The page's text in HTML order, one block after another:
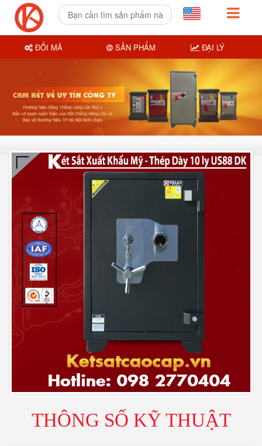
THÔNG SỐ KỸ THUẬT
ĐỔI MÃ SẢN PHẨM ĐẠI LÝ